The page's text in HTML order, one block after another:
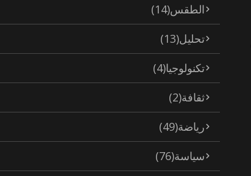
الطقس(14)
تحليل(13)
تكنولوجيا(4)
ثقافة(2)
رياضة(49)
سياسة(76)